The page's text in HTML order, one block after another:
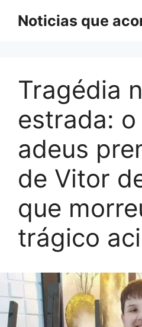
Noticias que
Tragédia
estrada:
adeus
de Vitor
que
trágico